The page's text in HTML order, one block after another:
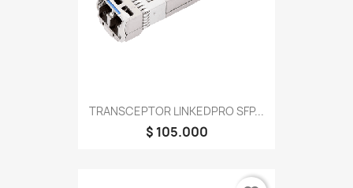
TRANSCEPTOR LINKEDPRO SFP...
$ 105.000